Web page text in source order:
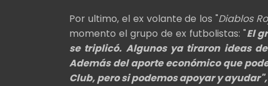
Por ultimo, el ex volante de los "Diablos
momento el grupo de ex futbolistas: "El
se triplicó. Algunos ya tiraron ideas
Además del aporte económico que
Club, pero si podemos apoyar y